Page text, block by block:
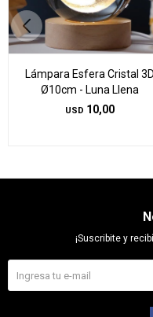
Lámpara Esfera Cristal 3D
Ø10cm - Luna Llena
USD 10,00
¡Suscribite y